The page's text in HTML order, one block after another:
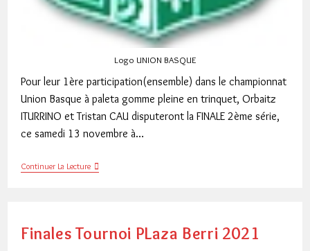
Logo UNION BASQUE
Pour leur 1ère participation(ensemble) dans le championnat
Union Basque à paleta gomme pleine en trinquet, Orbaitz
ITURRINO et Tristan CAU disputeront la FINALE 2ème série,
ce samedi 13 novembre à…
Continuer La LectureFinale
Finales Tournoi PLaza Berri 2021